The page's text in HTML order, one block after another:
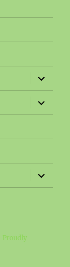
ブ
メ
ニ
ュ
ー
開
ブ
メ
ー
開
ブ
メ
Proudly